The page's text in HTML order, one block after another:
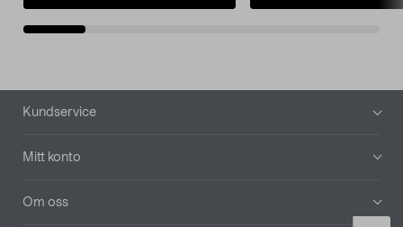
Sidfot
Kundservice
Mitt konto
Om oss